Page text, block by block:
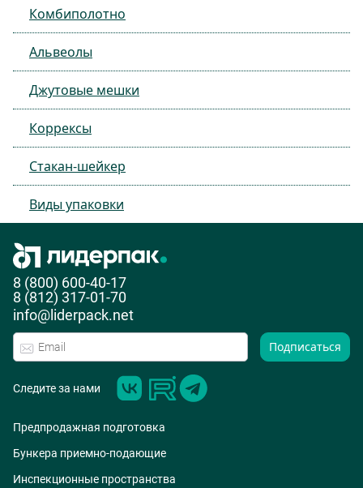
Комбиполотно
Альвеолы
Джутовые мешки
Коррексы
Стакан-шейкер
Виды упаковки
8 (800) 600-40-17
8 (812) 317-01-70
info@liderpack.net
Подписаться
Следите за нами
Предпродажная подготовка
Бункера приемно-подающие
Инспекционные пространства